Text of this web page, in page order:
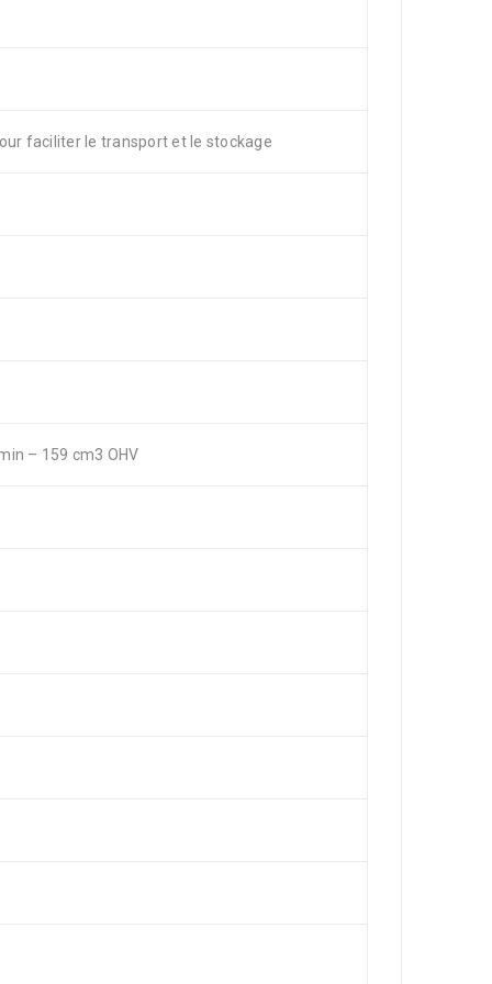
faciliter le transport et le stockage
– 159 cm3 OHV